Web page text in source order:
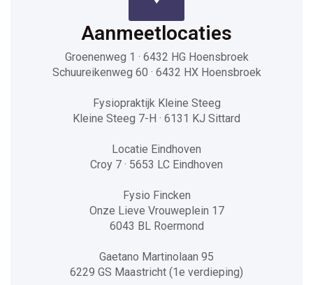
Aanmeetlocaties
Groenenweg 1 · 6432 HG Hoensbroek
Schuureikenweg 60 · 6432 HX Hoensbroek
Fysiopraktijk Kleine Steeg
Kleine Steeg 7-H · 6131 KJ Sittard
Locatie Eindhoven
Croy 7 · 5653 LC Eindhoven
Fysio Fincken
Onze Lieve Vrouweplein 17
6043 BL Roermond
Gaetano Martinolaan 95
6229 GS Maastricht (1e verdieping)